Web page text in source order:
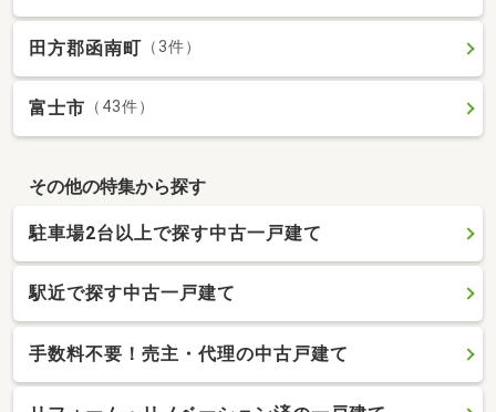
田方郡函南町 （3件）
富士市 （43件）
その他の特集から探す
駐車場2台以上で探す中古一戸建て
駅近で探す中古一戸建て
手数料不要！売主・代理の中古戸建て